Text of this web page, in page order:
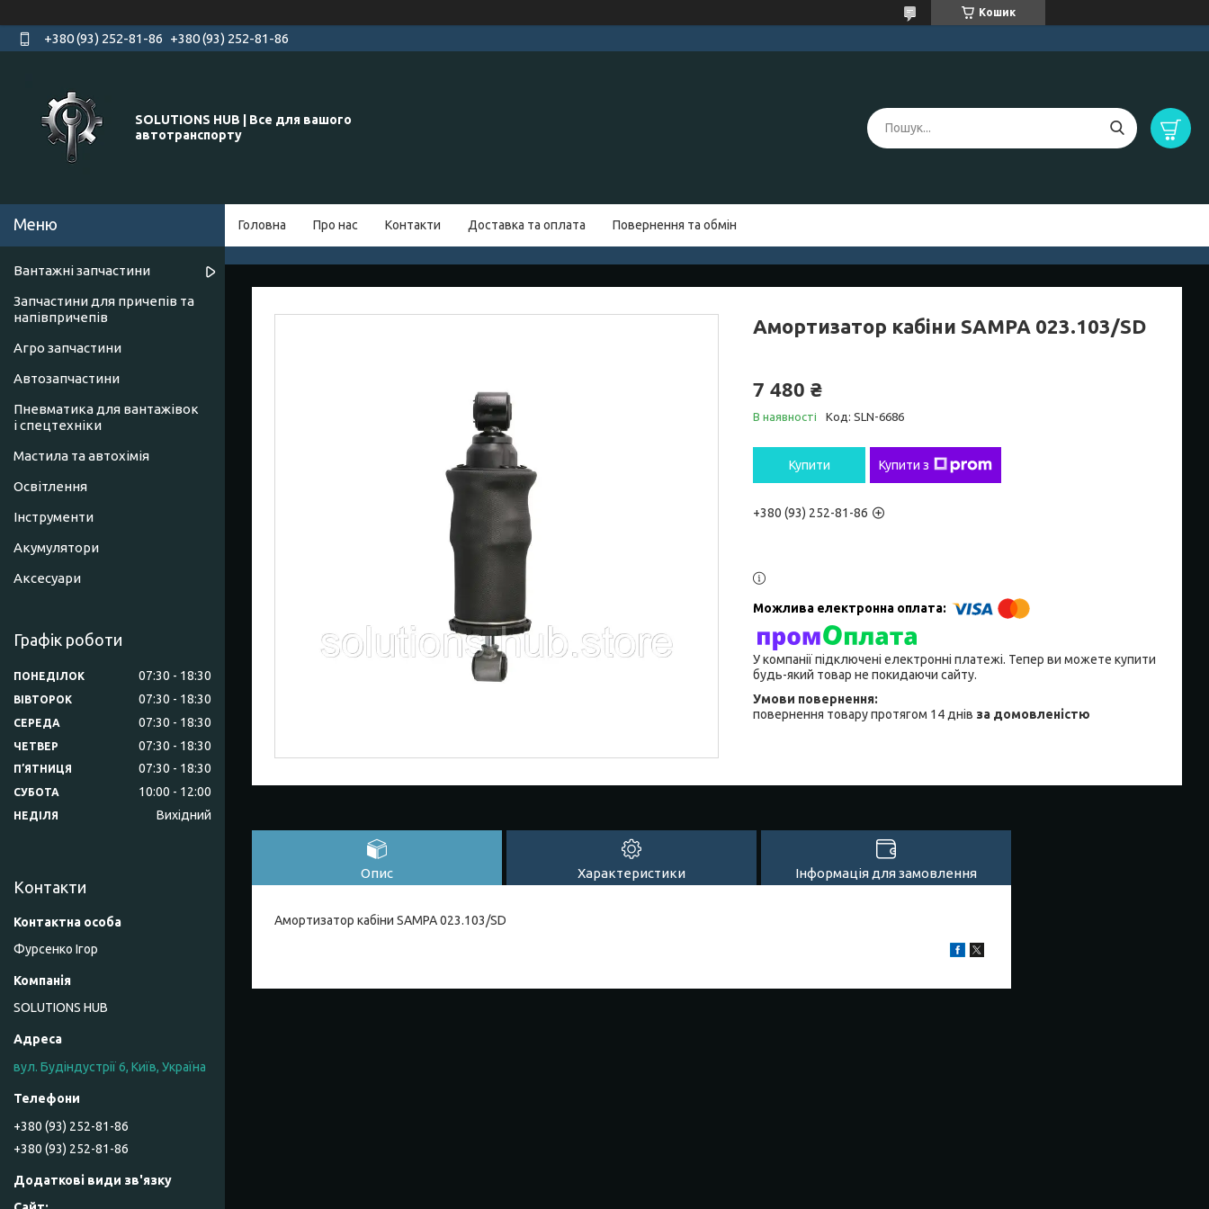
Кошик
+380 (93) 252-81-86 +380 (93) 252-81-86
SOLUTIONS HUB | Все для вашого
автотранспорту
Головна Про нас Контакти Доставка та оплата Повернення та обмін
Амортизатор кабіни SAMPA 023.103/SD
7 480 ₴
В наявності Код: SLN-6686
Купити Купити з
+380 (93) 252-81-86
У компанії підключені електронні платежі. Тепер ви можете купити
будь-який товар не покидаючи сайту.
повернення товару протягом 14 днів за домовленістю
Опис Характеристики Інформація для замовлення
Амортизатор кабіни SAMPA 023.103/SD
Вантажні запчастини
Запчастини для причепів та
напівпричепів
Агро запчастини
Автозапчастини
Пневматика для вантажівок
і спецтехніки
Мастила та автохімія
Освітлення
Інструменти
Акумулятори
Аксесуари
Графік роботи
ПОНЕДІЛОК 07:30 18:30
ВІВТОРОК 07:30 18:30
СЕРЕДА 07:30 18:30
ЧЕТВЕР 07:30 18:30
ПʼЯТНИЦЯ 07:30 18:30
СУБОТА 10:00 12:00
НЕДІЛЯ Вихідний
Контакти
Фурсенко Ігор
SOLUTIONS HUB
вул. Будіндустрії 6, Київ, Україна
+380 (93) 252-81-86
+380 (93) 252-81-86